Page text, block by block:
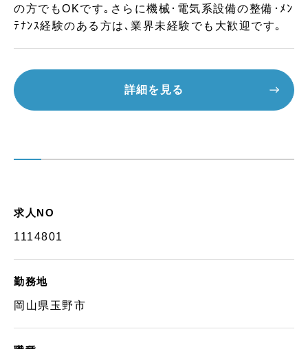
の方でもOKです｡さらに機械･電気系設備の整備･ﾒﾝ
ﾃﾅﾝｽ経験のある方は､業界未経験でも大歓迎です｡
詳細を見る
求人NO
1114801
勤務地
岡山県玉野市